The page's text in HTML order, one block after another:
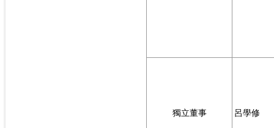
獨立董事 呂學修